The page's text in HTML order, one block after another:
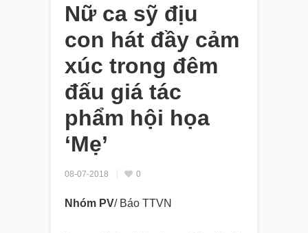
Nữ ca sỹ địu
con hát đầy cảm
xúc trong đêm
đấu giá tác
phẩm hội họa
‘Mẹ’
08-07-2018 0
Nhóm PV/ Báo TTVN